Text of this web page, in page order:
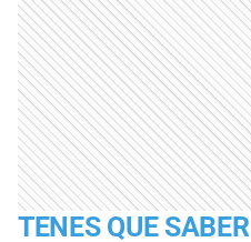
TENES QUE SABER